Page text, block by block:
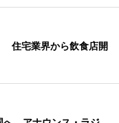
住宅業界から飲食店開